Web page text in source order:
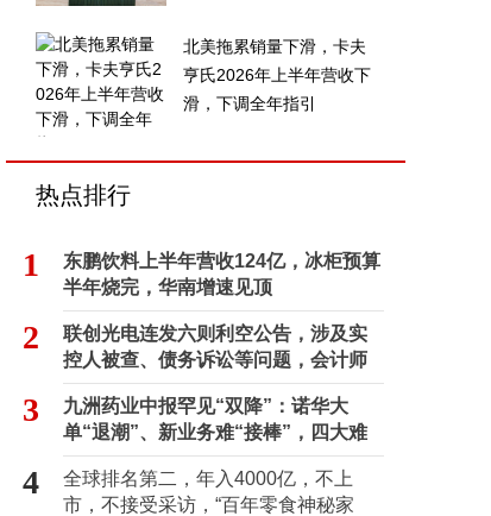
北美拖累销量下滑，卡夫
亨氏2026年上半年营收下
滑，下调全年指引
热点排行
1
东鹏饮料上半年营收124亿，冰柜预算
半年烧完，华南增速见顶
2
联创光电连发六则利空公告，涉及实
控人被查、债务诉讼等问题，会计师
事务所曾出具“保留意见”
3
九洲药业中报罕见“双降”：诺华大
单“退潮”、新业务难“接棒”，四大难
关待闯
4
全球排名第二，年入4000亿，不上
市，不接受采访，“百年零食神秘家